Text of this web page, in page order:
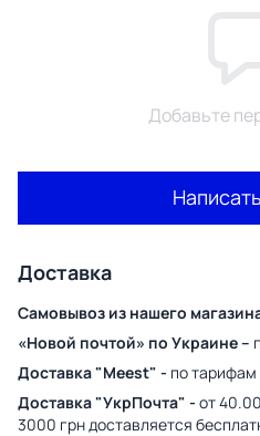
Добавьте
Доставка
Самовывоз из нашего
«Новой почтой» по Украине –
Доставка "Meest" - по тарифам
Доставка "УкрПочта" - от
3000 грн доставляется